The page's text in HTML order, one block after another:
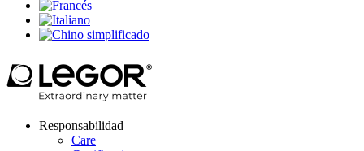
Responsabilidad
Care